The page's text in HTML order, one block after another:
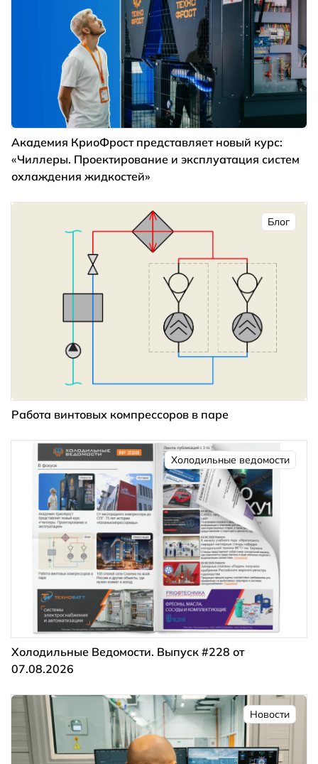
Академия КриоФрост представляет новый курс:
«Чиллеры. Проектирование и эксплуатация систем
охлаждения жидкостей»
Блог
Работа винтовых компрессоров в паре
Холодильные ведомости
Холодильные Ведомости. Выпуск #228 от
07.08.2026
Новости